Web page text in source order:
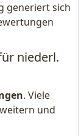
generiert sich
niederl.
. Viele
und